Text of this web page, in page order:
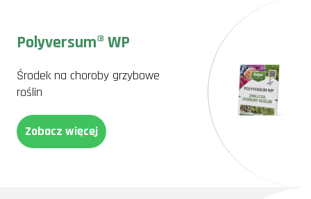
Polyversum® WP
Środek na choroby grzybowe
roślin
Zobacz więcej